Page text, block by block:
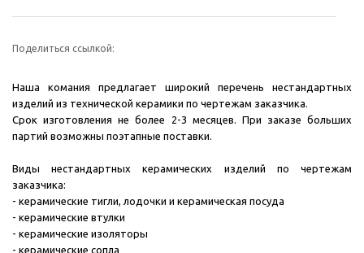
Поделиться ссылкой:
Наша комания предлагает широкий перечень нестандартных
изделий из технической керамики по чертежам заказчика.
Срок изготовления не более 2-3 месяцев. При заказе больших
партий возможны поэтапные поставки.
Виды нестандартных керамических изделий по чертежам
заказчика:
- керамические тигли, лодочки и керамическая посуда
- керамические втулки
- керамические изоляторы
- керамические сопла